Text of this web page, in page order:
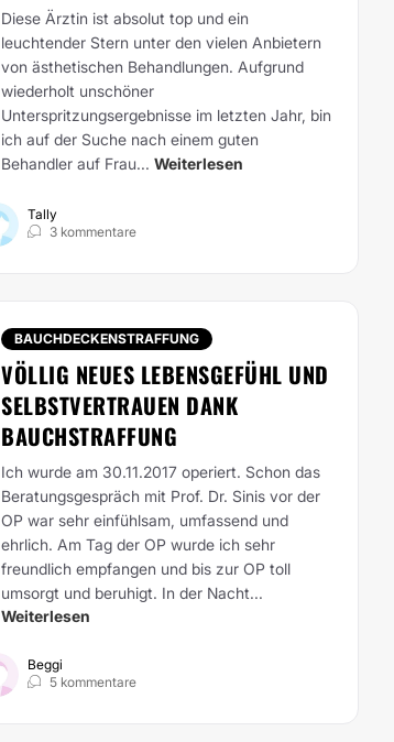
Diese Ärztin ist absolut top und ein
leuchtender Stern unter den vielen Anbietern
von ästhetischen Behandlungen. Aufgrund
wiederholt unschöner
Unterspritzungsergebnisse im letzten Jahr, bin
ich auf der Suche nach einem guten
Behandler auf Frau... Weiterlesen
Tally
3 kommentare
BAUCHDECKENSTRAFFUNG
VÖLLIG NEUES LEBENSGEFÜHL UND
SELBSTVERTRAUEN DANK
BAUCHSTRAFFUNG
Ich wurde am 30.11.2017 operiert. Schon das
Beratungsgespräch mit Prof. Dr. Sinis vor der
OP war sehr einfühlsam, umfassend und
ehrlich. Am Tag der OP wurde ich sehr
freundlich empfangen und bis zur OP toll
umsorgt und beruhigt. In der Nacht...
Weiterlesen
Beggi
5 kommentare